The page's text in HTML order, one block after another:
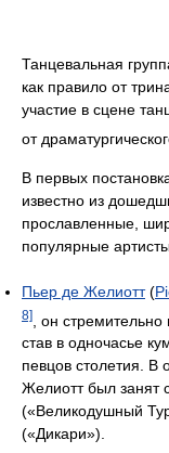
Танцевальная
как правило от
участие в сцене
от
В первых
известно из
прославленные,
популярные
Пьер де Желиотт(
8] , он
став в одночасье
певцов столетия. В
Желиотт был занят
(«Великодушный
(«Дикари»).